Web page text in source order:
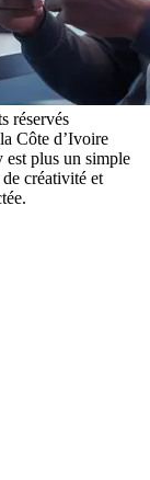
réservés
Côte d’Ivoire
est plus un simple
créativité et